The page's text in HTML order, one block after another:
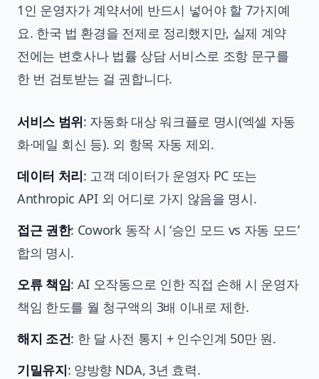
1인 운영자가 계약서에 반드시 넣어야 할 7가지예
요. 한국 법 환경을 전제로 정리했지만, 실제 계약
전에는 변호사나 법률 상담 서비스로 조항 문구를
한 번 검토받는 걸 권합니다.
서비스 범위: 자동화 대상 워크플로 명시(엑셀 자동
화·메일 회신 등). 외 항목 자동 제외.
데이터 처리: 고객 데이터가 운영자 PC 또는
Anthropic API 외 어디로 가지 않음을 명시.
접근 권한: Cowork 동작 시 ‘승인 모드 vs 자동 모드’
합의 명시.
오류 책임: AI 오작동으로 인한 직접 손해 시 운영자
책임 한도를 월 청구액의 3배 이내로 제한.
해지 조건: 한 달 사전 통지 + 인수인계 50만 원.
기밀유지: 양방향 NDA, 3년 효력.